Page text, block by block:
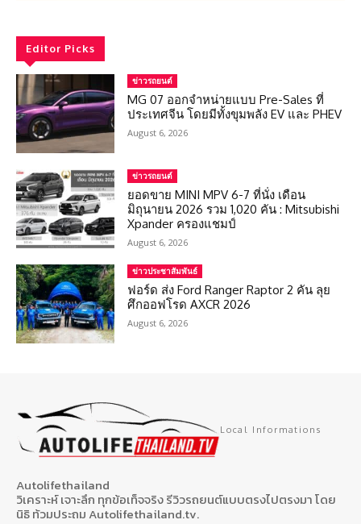
Editor Picks
ข่าวรถยนต์
MG 07 ออกจำหน่ายแบบ Pre-Sales ที่
ประเทศจีน โดยมีทั้งขุมพลัง EV และ PHEV
August 6, 2026
ข่าวรถยนต์
ยอดขาย MINI MPV 6-7 ที่นั่ง เดือน
มิถุนายน 2026 รวม 1,020 คัน : Mitsubishi
Xpander ครองแชมป์
August 6, 2026
ข่าวประชาสัมพันธ์
ฟอร์ด ส่ง Ford Ranger Raptor 2 คัน ลุย
ศึกออฟโรด AXCR 2026
August 6, 2026
Local Informations
Autolifethailand
วิเคราะห์ เจาะลึก ทุกข้อเท็จจริง รีวิวรถยนต์แบบตรงไปตรงมา โดย
นิธิ ท้วมประถม Autolifethailand.tv.